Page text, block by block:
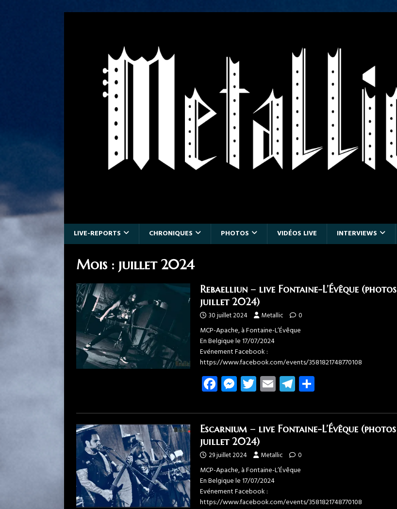
LIVE-REPORTS CHRONIQUES PHOTOS VIDÉOS LIVE INTERVIEWS
Mois : juillet 2024
Rebaelliun – live Fontaine-L’Évêque (photos
juillet 2024)
30 juillet 2024 Metallic 0
MCP-Apache, à Fontaine-L’Évêque
En Belgique le 17/07/2024
Evénement Facebook :
https://www.facebook.com/events/3581821748770108
Fa
ce
b
o
ok
M
es
se
n
g
er
T
wi
tt
er
E
m
ail
T
el
e
gr
m
ag
er
Escarnium – live Fontaine-L’Évêque (photos
juillet 2024)
29 juillet 2024 Metallic 0
MCP-Apache, à Fontaine-L’Évêque
En Belgique le 17/07/2024
Evénement Facebook :
https://www.facebook.com/events/3581821748770108